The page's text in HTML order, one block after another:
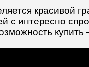
красивой
с интересно
купить